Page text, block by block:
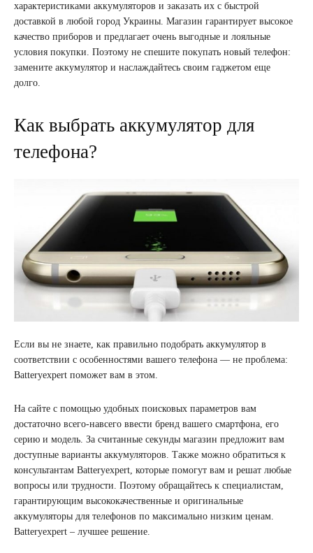
характеристиками аккумуляторов и заказать их с быстрой
доставкой в ​​любой город Украины. Магазин гарантирует высокое
качество приборов и предлагает очень выгодные и лояльные
условия покупки. Поэтому не спешите покупать новый телефон:
замените аккумулятор и наслаждайтесь своим гаджетом еще
долго.
Как выбрать аккумулятор для
телефона?
Если вы не знаете, как правильно подобрать аккумулятор в
соответствии с особенностями вашего телефона — не проблема:
Batteryexpert поможет вам в этом.
На сайте с помощью удобных поисковых параметров вам
достаточно всего-навсего ввести бренд вашего смартфона, его
серию и модель. За считанные секунды магазин предложит вам
доступные варианты аккумуляторов. Также можно обратиться к
консультантам Batteryexpert, которые помогут вам и решат любые
вопросы или трудности. Поэтому обращайтесь к специалистам,
гарантирующим высококачественные и оригинальные
аккумуляторы для телефонов по максимально низким ценам.
Batteryexpert – лучшее решение.